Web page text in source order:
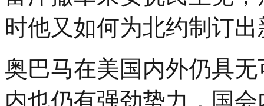
时他又如何为北约制订
奥巴马在美国内外仍具
内也仍有强劲势力，国